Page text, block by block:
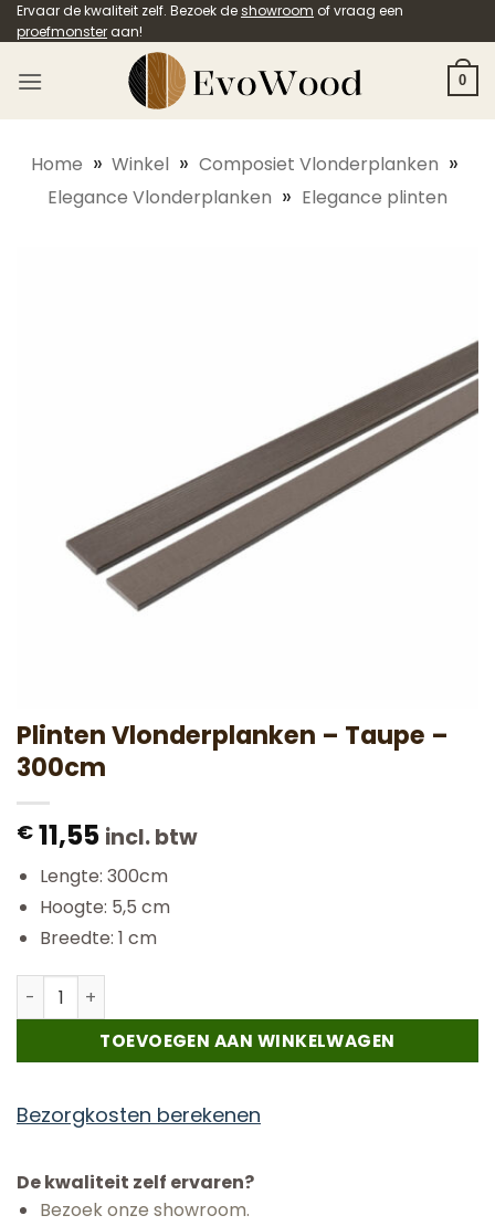
Ga
naar
inhoud
Ervaar de kwaliteit zelf. Bezoek deshowroom of vraag een
proefmonster aan!
0
Home » Winkel » Composiet Vlonderplanken »
Elegance Vlonderplanken » Elegance plinten
Plinten Vlonderplanken – Taupe –
300cm
€ 11,55 incl. btw
Lengte: 300cm
Hoogte: 5,5 cm
Breedte: 1 cm
Plinten Vlonderplanken - Taupe - 300cm aantal
TOEVOEGEN AAN WINKELWAGEN
Bezorgkosten berekenen
De kwaliteit zelf ervaren?
Bezoek onze showroom.